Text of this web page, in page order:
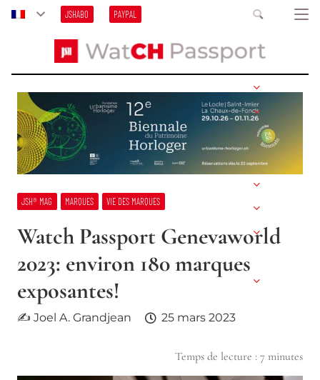
JSHABO PAYPAL
JSH® MAG MARQUES VIE DES MARQUES
Watch Passport Genevaworld
2023: environ 180 marques
exposantes!
✍ Joel A. Grandjean 25 mars 2023
Temps de lecture : 7 minutes